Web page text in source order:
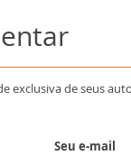
exclusiva de seus
Seu e-mail